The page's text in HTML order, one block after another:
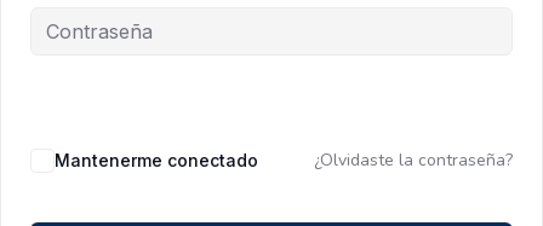
Mantenerme conectado ¿Olvidaste la contraseña?